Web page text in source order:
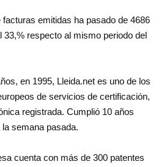
emitidas ha pasado de 4686
33,% respecto al mismo periodo del
en 1995, Lleida.net es uno de los
de servicios de certificación,
registrada. Cumplió 10 años
semana pasada.
cuenta con más de 300 patentes